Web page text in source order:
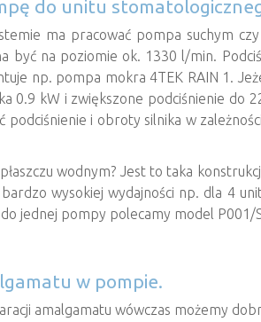
do unitu
ma pracować pompa suchym
być na poziomie ok. 1330 l/min.
np. pompa mokra 4TEK RAIN 1.
0.9 kW i zwiększone podciśnienie
i obroty silnika w
płaszczu wodnym? Jest to taka
wysokiej wydajności np. dla 4
jednej pompy polecamy model
w pompie.
amalgamatu wówczas możemy